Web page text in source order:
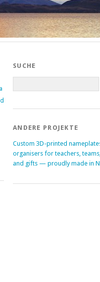
SUCHE
ANDERE PROJEKTE
Custom 3D-printed
organisers for teachers,
and gifts — proudly made in